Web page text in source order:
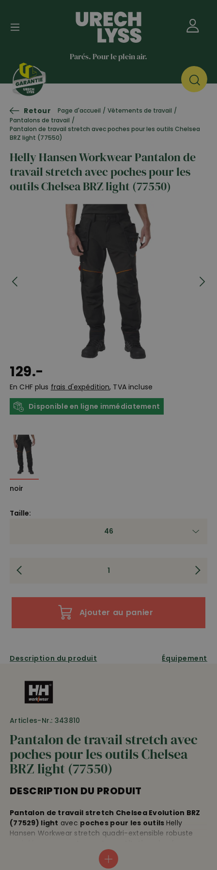
Parés. Pour le plein air.
Retour Page d'accueil / Vêtements de travail /
Pantalons de travail /
Pantalon de travail stretch avec poches pour les outils Chelsea
BRZ light (77550)
Helly Hansen Workwear Pantalon de
travail stretch avec poches pour les
outils Chelsea BRZ light (77550)
129.-
En CHF plus frais d'expédition, TVA incluse
Disponible en ligne immédiatement
noir
Taille:
46
Ajouter au panier
Description du produit Équipement
Articles-Nr.: 343810
Pantalon de travail stretch avec
poches pour les outils Chelsea
BRZ light (77550)
DESCRIPTION DU PRODUIT
Pantalon de travail stretch Chelsea Evolution BRZ
(77529) light avec poches pour les outils Helly
Hansen Workwear stretch quadri-extensible robuste
latérales et empiècement filet •
pour plus de liberté de mouvement • à